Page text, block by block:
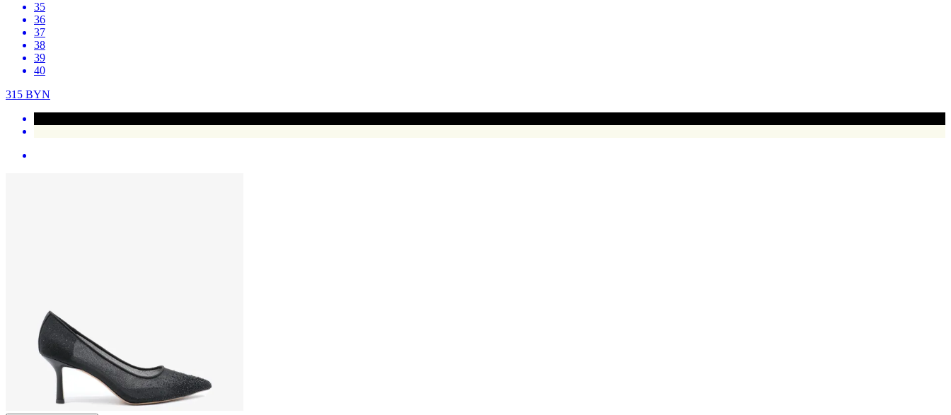
35
36
37
38
39
40
315 BYN